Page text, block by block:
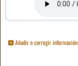
Añadir o corregir información